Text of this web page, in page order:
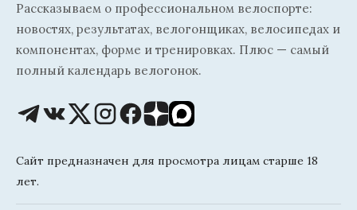
Рассказываем о профессиональном велоспорте:
новостях, результатах, велогонщиках, велосипедах и
компонентах, форме и тренировках. Плюс — самый
полный календарь велогонок.
Сайт предназначен для просмотра лицам старше 18
лет.